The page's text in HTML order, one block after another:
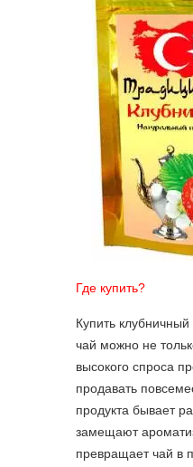
Где купить?
Купить
чай можно не
высокого спроса
продавать
продукта бывает
замещают
превращает чай в